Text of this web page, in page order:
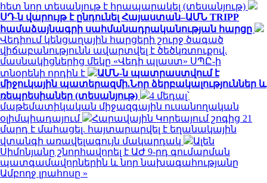
հետ նոր տեսանյութ է հրապարակել (տեսանյութ)
ՍԴ-ն վարույթ է ընդունել Հայաստան–ԱՄՆ TRIPP
համաձայնագրի սահմանադրականության հարցը
Վեդիում կենցաղային հարցերի շուրջ ծագած
վիճաբանությունն ավարտվել է ծեծկռտուքով.
մասնակիցներից մեկը «Վեդի պլաստ» ՍՊԸ-ի
տնօրենի որդին է
ԱՄՆ-ն պատրաստվում է
միջուկային պատերազմի.Նոր ձերբակալություններ և
ռեպրեսիաներ (տեսանյութ)
4 մեդալ՝
մաթեմատիկական միջազգային ուսանողական
օլիմպիադայում
Հարավային Կորեայում շոգից 21
մարդ է մահացել. հայտարարվել է եղանակային
վտանգի առավելագույն մակարդակ
Ալեն
Սիմոնյանը շնորհավորել է ԱԺ 9-րդ գումարման
պատգամավորներին և նոր նախագահությանը
Ամբողջ լրահոսը »